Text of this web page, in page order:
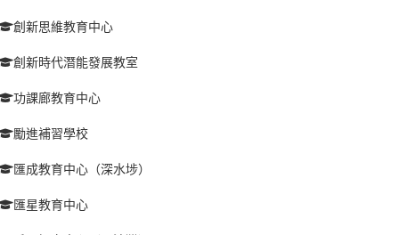
創新思維教育中心
創新時代潛能發展教室
功課廊教育中心
勵進補習學校
匯成教育中心（深水埗）
匯星教育中心